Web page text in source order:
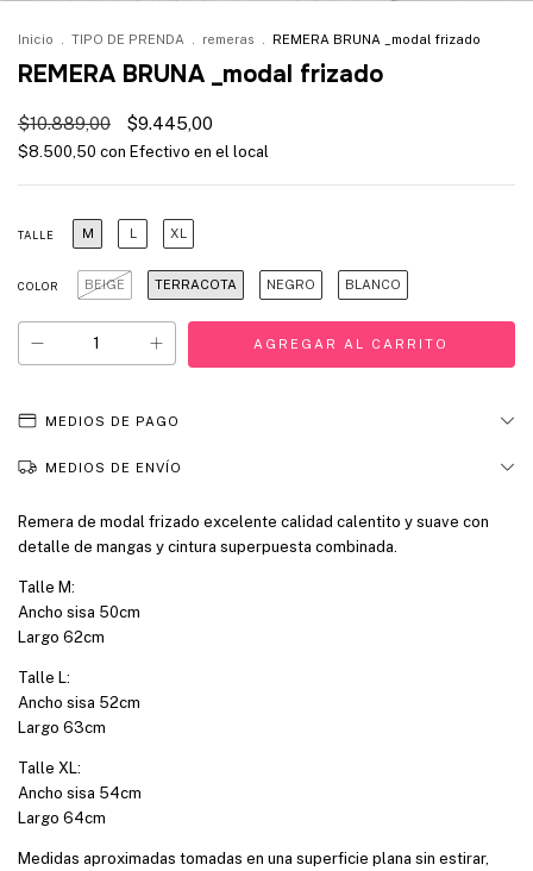
Inicio TIPO DE PRENDA remeras REMERA BRUNA _modal frizado
REMERA BRUNA _modal frizado
$10.889,00 $9.445,00
$8.500,50 con Efectivo en el local
TALLE M L XL
COLOR BEIGE TERRACOTA NEGRO BLANCO
MEDIOS DE PAGO
MEDIOS DE ENVÍO
Remera de modal frizado excelente calidad calentito y suave con
detalle de mangas y cintura superpuesta combinada.
Talle M:
Ancho sisa 50cm
Largo 62cm
Talle L:
Ancho sisa 52cm
Largo 63cm
Talle XL:
Ancho sisa 54cm
Largo 64cm
Medidas aproximadas tomadas en una superficie plana sin estirar,